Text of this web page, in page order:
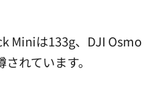
Miniは133g、DJI Osmo
れています。